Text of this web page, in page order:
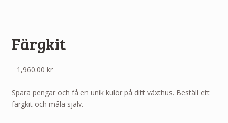
Färgkit
1,960.00 kr
Spara pengar och få en unik kulör på ditt växthus. Beställ ett
färgkit och måla själv.